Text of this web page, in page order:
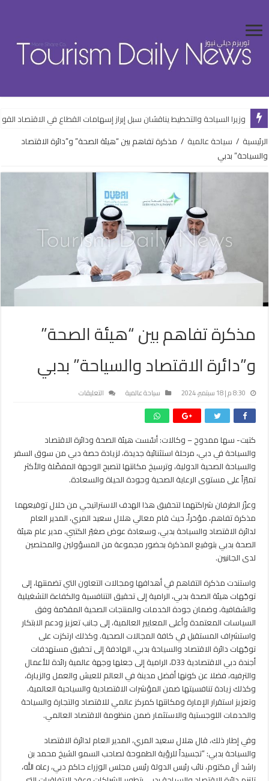
وزيرا السياحة والتخطيط يناقشان سبل إبراز إسهامات القطاع في الاقتصاد
الرئيسية / سياحة عالمية / مذكرة تفاهم بين “هيئة الصحة” و”دائرة الاقتصاد
والسياحة” بدبي
مذكرة تفاهم بين “هيئة الصحة”
و”دائرة الاقتصاد والسياحة” بدبي
8:30 م | 18 سبتمبر، 2024 سياحة عالمية التعليقات
“هيئة
الصحة”
و”دائرة
الاقتصاد
بدبي
مغلقة
كتبت- سها ممدوح – وكالات: أسّست هيئة الصحة ودائرة الاقتصاد
والسياحة في دبي، مرحلة استثنائية جديدة، لزيادة حصة دبي من سوق السفر
والسياحة الصحية الدولية، وترسيخ مكانتها لتصبح الوجهة المفضّلة والأكثر
تميّزاً على مستوى الرعاية الصحية وجودة الحياة والسعادة.
وعزّز الطرفان شراكتهما لتحقيق هذا الهدف الاستراتيجي من خلال توقيعهما
مذكرة تفاهم، مؤخراً، حيث قام معالي هلال سعيد المري، المدير العام
لدائرة الاقتصاد والسياحة بدبي، وسعادة عوض صغيّر الكتبي، مدير عام هيئة
الصحة بدبي بتوقيع المذكرة بحضور مجموعة من المسؤولين والمختصين
لدى الجانبين.
واستندت مذكرة التفاهم في أهدافها ومجالات التعاون التي تضمنتها، إلى
توجّهات هيئة الصحة بدبي، الرامية إلى تحقيق التنافسية والكفاءة التشغيلية
والشفافية، وضمان جودة الخدمات والمنتجات الصحية المقدّمة وفق
السياسات المعتمدة وأعلى المعايير العالمية، إلى جانب تعزيز ودعم الابتكار
واستشراف المستقبل في كافة المجالات الصحية. وكذلك ارتكزت على
توجّهات دائرة الاقتصاد والسياحة بدبي، الهادفة إلى تحقيق مستهدفات
أجندة دبي الاقتصادية D33، الرامية إلى جعلها وجهة عالمية رائدة للأعمال
والترفيه، فضلا عن كونها أفضل مدينة في العالم للعيش والعمل والزيارة،
وكذلك زيادة تنافسيتها ضمن المؤشرات الاقتصادية والسياحية العالمية،
وتعزيز استقرار الإمارة ومكانتها كمركز عالمي للاقتصاد والتجارة والسياحة
والخدمات اللوجستية والاستثمار ضمن منظومة الاقتصاد العالمي.
وفي إطار ذلك، قال هلال سعيد المري، المدير العام لدائرة الاقتصاد
والسياحة بدبي: “تجسيداً للرؤية الطموحة لصاحب السمو الشيخ محمد بن
راشد آل مكتوم، نائب رئيس الدولة رئيس مجلس الوزراء حاكم دبي، رعاه الله،